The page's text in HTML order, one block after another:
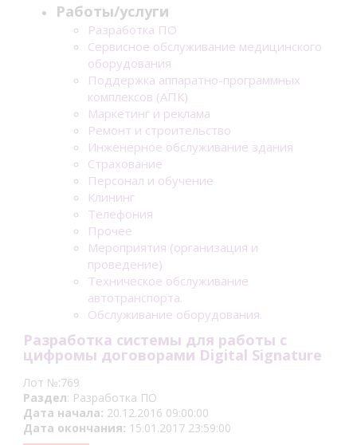
Работы/услуги
Разработка ПО
Сервисное обслуживание медицинского
оборудования
Поддержка аппаратно-программных
комплексов (АПК)
Маркетинг и реклама
Ремонт и строительство
Инженерное обслуживание здания
Страхование
Персонал и обучение
Клининг
Телефония
Прочее
Мероприятия (организация и
проведение)
Техническое обслуживание
автотранспорта.
Обслуживание оборудования.
Разработка системы для работы с
цифромы договорами Digital Signature
Лот №:769
Раздел: Разработка ПО
Дата начала: 20.12.2016 09:00:00
Дата окончания: 15.01.2017 23:59:00